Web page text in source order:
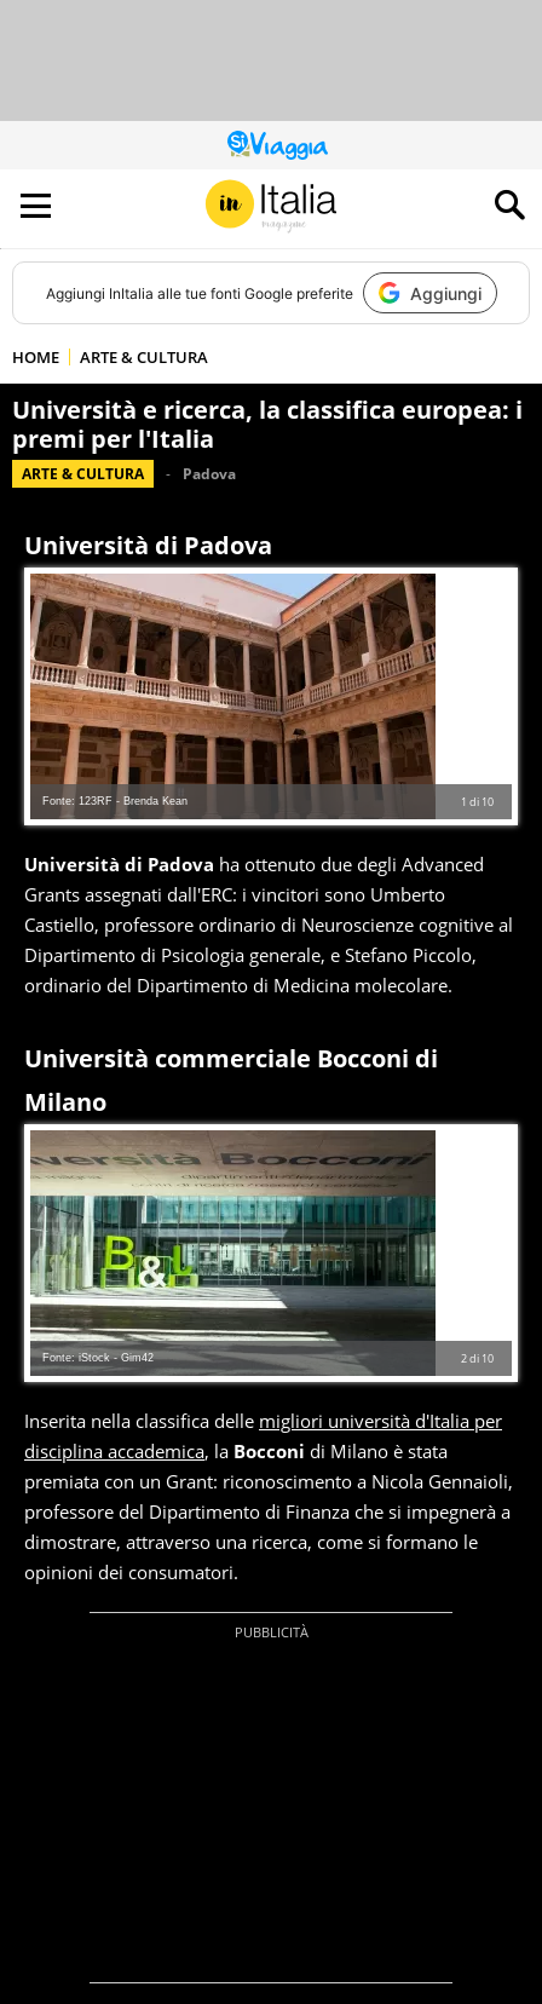
QUESTO
SITO
CONTRIBUISCE
ALL’AUDIENCE
DI
Aggiungi InItalia alle tue fonti Google preferite Aggiungi
HOME ARTE & CULTURA
Università e ricerca, la classifica europea: i
premi per l'Italia
ARTE & CULTURA Padova
Università di Padova
1 di 10
Fonte: 123RF - Brenda Kean
Università di Padova ha ottenuto due degli Advanced
Grants assegnati dall'ERC: i vincitori sono Umberto
Castiello, professore ordinario di Neuroscienze cognitive al
Dipartimento di Psicologia generale, e Stefano Piccolo,
ordinario del Dipartimento di Medicina molecolare.
Università commerciale Bocconi di
Milano
2di 10
Fonte: iStock - Gim42
Inserita nella classifica delle migliori università d'Italia per
disciplina accademica, la Bocconi di Milano è stata
premiata con un Grant: riconoscimento a Nicola Gennaioli,
professore del Dipartimento di Finanza che si impegnerà a
dimostrare, attraverso una ricerca, come si formano le
opinioni dei consumatori.